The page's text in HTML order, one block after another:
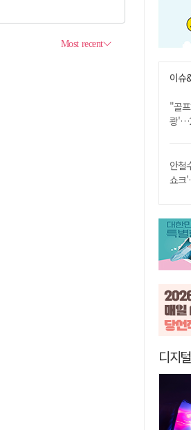
이슈
"골
쾅
안철
쇼크
디지